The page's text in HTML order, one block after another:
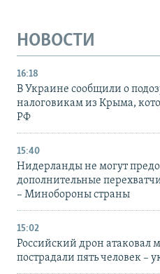
НОВОСТИ
16:18
В Украине сообщили о
налоговикам из Крыма,
РФ
15:40
Нидерланды не могут
дополнительные
– Минобороны страны
15:02
Российский дрон атаковал
пострадали пять человек –